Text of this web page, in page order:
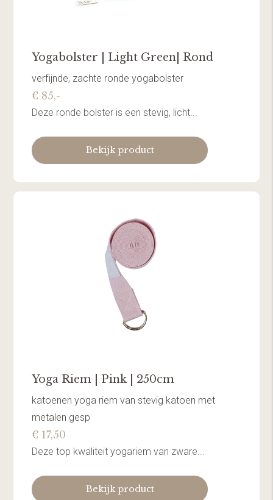
Yogabolster | Light Green| Rond
verfijnde, zachte ronde yogabolster
€ 85,-
Deze ronde bolster is een stevig, licht...
Bekijk product
Yoga Riem | Pink | 250cm
katoenen yoga riem van stevig katoen met
metalen gesp
€ 17,50
Deze top kwaliteit yogariem van zware...
Bekijk product